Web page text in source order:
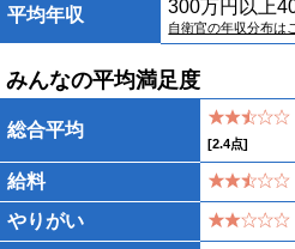
平均年収 300万円以上
自衛官の年収分布は
みんなの平均満足度
総合平均
[2.4点]
給料
やりがい